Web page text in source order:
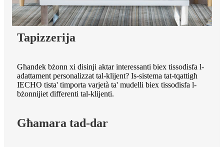
Tapizzerija
Għandek bżonn xi disinji aktar interessanti biex tissodisfa l-
adattament personalizzat tal-klijent? Is-sistema tat-tqattigħ
IECHO tista' timporta varjetà ta' mudelli biex tissodisfa l-
bżonnijiet differenti tal-klijenti.
Għamara tad-dar